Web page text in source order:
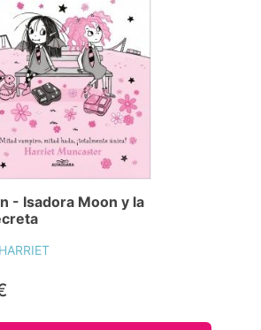
- Isadora Moon y la